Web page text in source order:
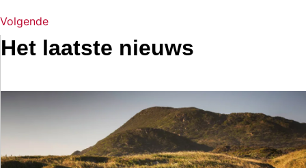
Volgende
Het laatste nieuws